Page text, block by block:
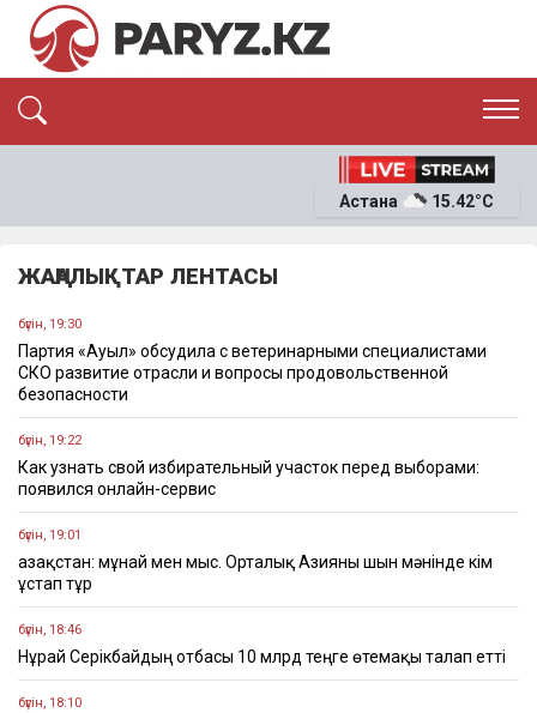
ЭКОНОМИКА
ОҚИҒА
Астана 15.42°C
ЖАҢАЛЫҚТАР ЛЕНТАСЫ
бүгін, 19:30
Партия «Ауыл» обсудила с ветеринарными специалистами
СКО развитие отрасли и вопросы продовольственной
безопасности
бүгін, 19:22
Как узнать свой избирательный участок перед выборами:
появился онлайн-сервис
бүгін, 19:01
Қазақстан: мұнай мен мыс. Орталық Азияны шын мәнінде кім
ұстап тұр
бүгін, 18:46
Нұрай Серікбайдың отбасы 10 млрд теңге өтемақы талап етті
бүгін, 18:10